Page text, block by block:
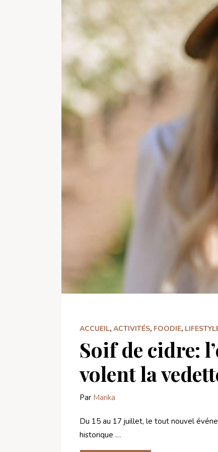
ACCUEIL, ACTIVITÉS, FOODIE,
Soif de cidre:
volent la
Par Marika
Du 15 au 17 juillet, le tout nouvel
historique …